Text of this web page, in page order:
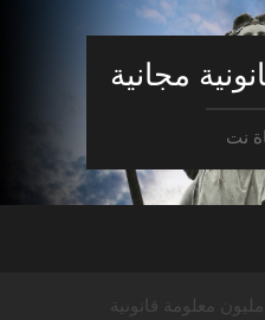
مجانية
نت